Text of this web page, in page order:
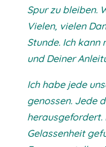
Spur zu bleiben.
Vielen, vielen
Stunde. Ich
und Deiner
Ich habe jede
genossen. Jede
herausgefordert.
Gelassenheit